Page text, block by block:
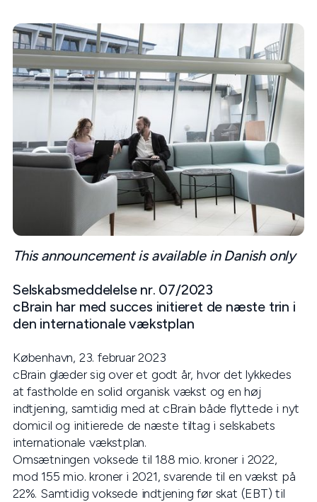
This announcement is available in Danish only
Selskabsmeddelelse nr. 07/2023
cBrain har med succes initieret de næste trin i
den internationale vækstplan
København, 23. februar 2023
cBrain glæder sig over et godt år, hvor det lykkedes
at fastholde en solid organisk vækst og en høj
indtjening, samtidig med at cBrain både flyttede i nyt
domicil og initierede de næste tiltag i selskabets
internationale vækstplan.
Omsætningen voksede til 188 mio. kroner i 2022,
mod 155 mio. kroner i 2021, svarende til en vækst på
22%. Samtidig voksede indtjening før skat (EBT) til